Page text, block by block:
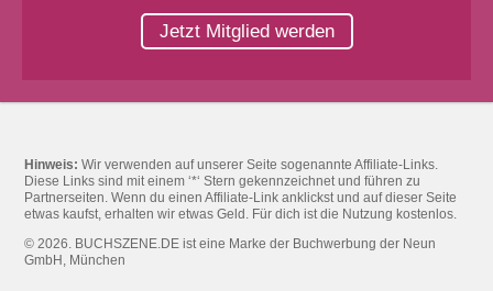
Jetzt Mitglied werden
Hinweis: Wir verwenden auf unserer Seite sogenannte Affiliate-Links.
Diese Links sind mit einem ‘*‘ Stern gekennzeichnet und führen zu
Partnerseiten. Wenn du einen Affiliate-Link anklickst und auf dieser Seite
etwas kaufst, erhalten wir etwas Geld. Für dich ist die Nutzung kostenlos.
© 2026. BUCHSZENE.DE ist eine Marke der Buchwerbung der Neun
GmbH, München